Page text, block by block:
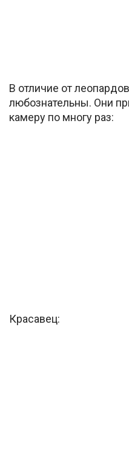
В отличие от
любознательны. Они
камеру по многу раз:
Красавец: